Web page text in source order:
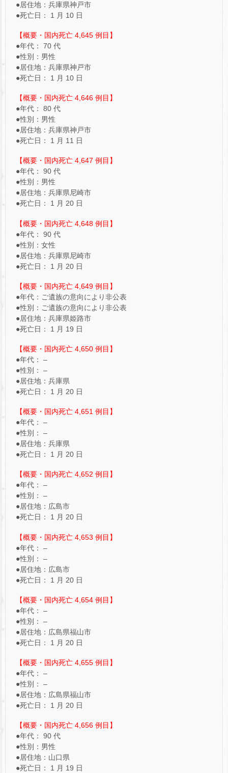
●居住地：兵庫県神戸市
●死亡日： 1 月 10 日
【概要・国内死亡 4,645 例目】
●年代： 70 代
●性別：男性
●居住地：兵庫県神戸市
●死亡日： 1 月 10 日
【概要・国内死亡 4,646 例目】
●年代： 80 代
●性別：男性
●居住地：兵庫県神戸市
●死亡日： 1 月 11 日
【概要・国内死亡 4,647 例目】
●年代： 90 代
●性別：男性
●居住地：兵庫県尼崎市
●死亡日： 1 月 20 日
【概要・国内死亡 4,648 例目】
●年代： 90 代
●性別：女性
●居住地：兵庫県尼崎市
●死亡日： 1 月 20 日
【概要・国内死亡 4,649 例目】
●年代：ご遺族の意向により非公表
●性別：ご遺族の意向により非公表
●居住地：兵庫県姫路市
●死亡日： 1 月 19 日
【概要・国内死亡 4,650 例目】
●年代： –
●性別： –
●居住地：兵庫県
●死亡日： 1 月 20 日
【概要・国内死亡 4,651 例目】
●年代： –
●性別： –
●居住地：兵庫県
●死亡日： 1 月 20 日
【概要・国内死亡 4,652 例目】
●年代： –
●性別： –
●居住地：広島市
●死亡日： 1 月 20 日
【概要・国内死亡 4,653 例目】
●年代： –
●性別： –
●居住地：広島市
●死亡日： 1 月 20 日
【概要・国内死亡 4,654 例目】
●年代： –
●性別： –
●居住地：広島県福山市
●死亡日： 1 月 20 日
【概要・国内死亡 4,655 例目】
●年代： –
●性別： –
●居住地：広島県福山市
●死亡日： 1 月 20 日
【概要・国内死亡 4,656 例目】
●年代： 90 代
●性別：男性
●居住地：山口県
●死亡日： 1 月 19 日